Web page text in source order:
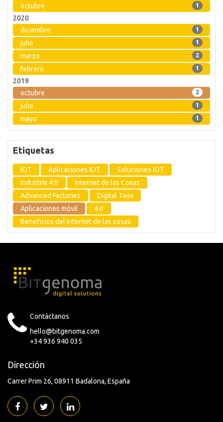
octubre
1
2020
diciembre
1
julio 1
marzo 2
febrero 1
2019
octubre
2
julio 1
mayo 1
Etiquetas
IOT Aplicaciones IOT
Soluciones IOT
Industria 4.0
Internet de las Cosas
Advanced Factories
Digital Twin
Aplicaciones móvil
4.0
Beneficios del Internet de las cosas
Contáctanos
hello@bitgenoma.com
+34 936 940 035
Dirección
Carrer Prim 26 08911 Badalona España